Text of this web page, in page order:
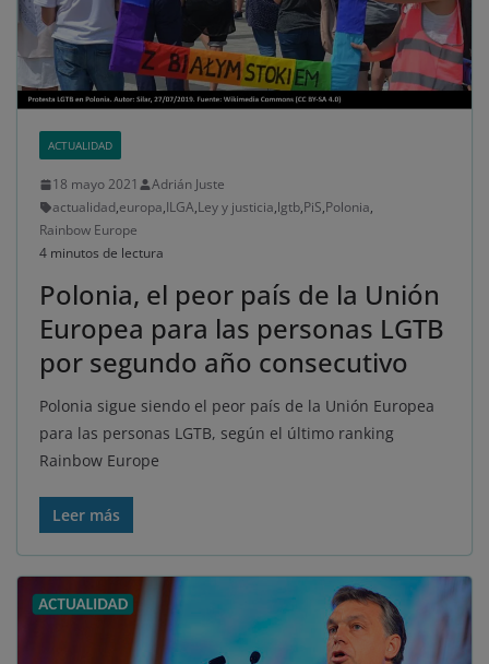
ACTUALIDAD
18 mayo 2021
Adrián Juste
actualidad,europa,ILGA,Ley y justicia,lgtb,PiS,Polonia,
Rainbow Europe
4 minutos de lectura
Polonia, el peor país de la Unión
Europea para las personas LGTB
por segundo año consecutivo
Polonia sigue siendo el peor país de la Unión Europea
para las personas LGTB, según el último ranking
Rainbow Europe
Leer más